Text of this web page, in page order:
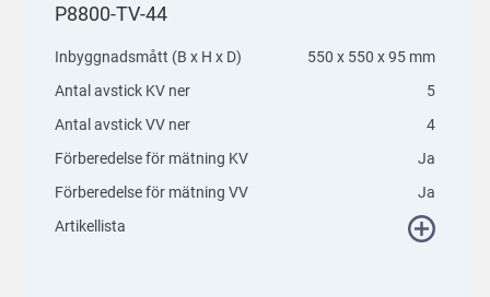
P8800-TV-44
Inbyggnadsmått (B x H x D)
550 x 550 x 95 mm
Antal avstick KV ner
5
Antal avstick VV ner
4
Förberedelse för mätning KV
Ja
Förberedelse för mätning VV
Ja
Artikellista